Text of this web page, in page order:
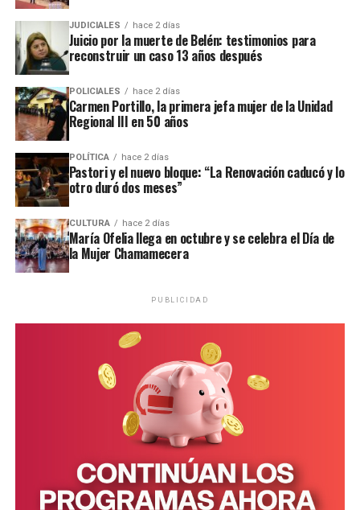
De acuerdo al
que sea utilizado por el Poder Judicial como referencia
en los litigios por cuota alimentaria.
Para el cálculo del costo de los bienes y servicios para el
desarrollo de los bebés, chicos, chicas y adolescentesse
toma el valor mensual de la canasta básica total
(CBT) del Gran Buenos Aires (GBA) que difunde todos
los meses el organismo y que se usa para la medición de
la pobreza.
“Dentro de la CBT, se incluye tanto el costo de
adquisición de los alimentos necesarios para cubrir los
requerimientos energéticos mínimos como el de los
bienes y servicios no alimentarios (vestimenta,
transporte, educación, salud, vivienda, etcétera)“,
acuerdo a los diferentes grupos de edad, hasta los 12
Para la estimación del costo del cuidado se considera, en
primer término, el tiempo teórico requerido de cuidado
para cada uno de los tramos de edad. La estimación
mensual es la siguiente: menores de un año: 147 horas.
De 1 a 3 años: 168 horas. De 4 a 5 años: 105 horas y de 6
a 12 años: 68 horas.
JUDICIALES hace 2 días
Juicio por la muerte de Belén: testimonios para
reconstruir un caso 13 años después
POLICIALES hace 2 días
Carmen Portillo, la primera jefa mujer de la Unidad
Regional III en 50 años
POLÍTICA hace 2 días
Pastori y el nuevo bloque: “La Renovación caducó y lo
otro duró dos meses”
CULTURA hace 2 días
María Ofelia llega en octubre y se celebra el Día de
la Mujer Chamamecera
PUBLICIDAD